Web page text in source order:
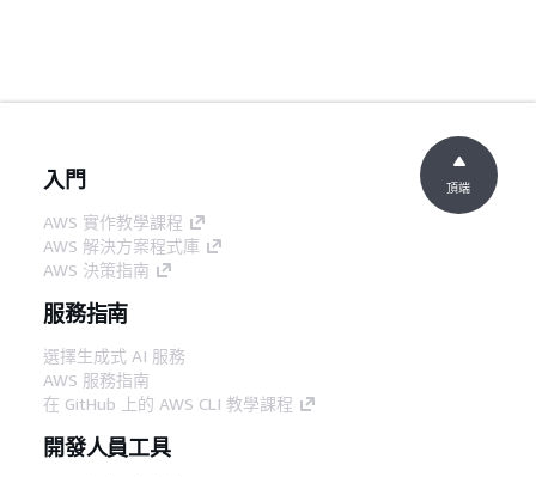
入門
AWS 實作教學課程
AWS 解決方案程式庫
AWS 決策指南
服務指南
選擇生成式 AI 服務
AWS 服務指南
在 GitHub 上的 AWS CLI 教學課程
開發人員工具
頂端